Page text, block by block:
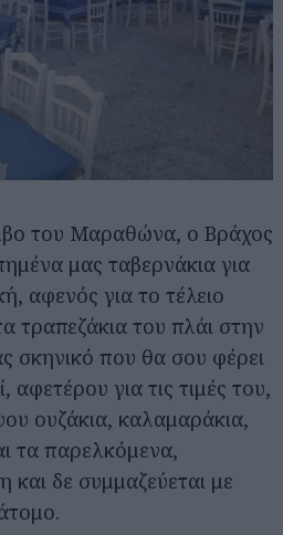
του Μαραθώνα, ο Βράχος
μας ταβερνάκια για
αφενός για το τέλειο
τραπεζάκια του πλάι στην
σκηνικό που θα σου φέρει
αφετέρου για τις τιμές του,
ουζάκια, καλαμαράκια,
τα παρελκόμενα,
και δε συμμαζεύεται με